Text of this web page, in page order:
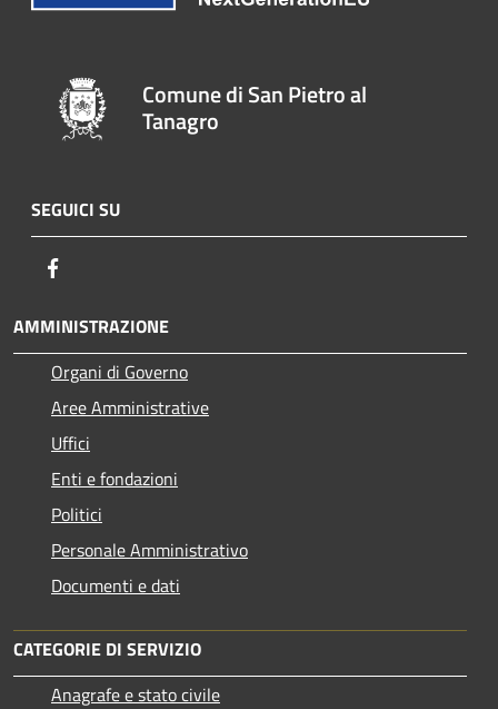
Comune di San Pietro al
Tanagro
SEGUICI SU
AMMINISTRAZIONE
Organi di Governo
Aree Amministrative
Uffici
Enti e fondazioni
Politici
Personale Amministrativo
Documenti e dati
CATEGORIE DI SERVIZIO
Anagrafe e stato civile